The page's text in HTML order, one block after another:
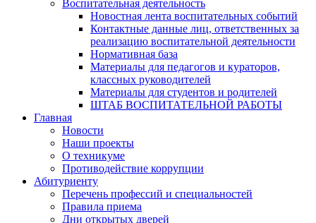
Воспитательная деятельность
Новостная лента воспитательных событий
Контактные данные лиц, ответственных за
реализацию воспитательной деятельности
Нормативная база
Материалы для педагогов и кураторов,
классных руководителей
Материалы для студентов и родителей
ШТАБ ВОСПИТАТЕЛЬНОЙ РАБОТЫ
Главная
Новости
Наши проекты
О техникуме
Противодействие коррупции
Абитуриенту
Перечень профессий и специальностей
Правила приема
Дни открытых дверей